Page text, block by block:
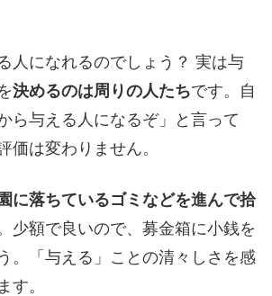
人になれるのでしょう？ 実は与
決めるのは周りの人たちです。自
ら与える人になるぞ」と言って
価は変わりません。
に落ちているゴミなどを進んで拾
少額で良いので、募金箱に小銭を
。「与える」ことの清々しさを感
す。